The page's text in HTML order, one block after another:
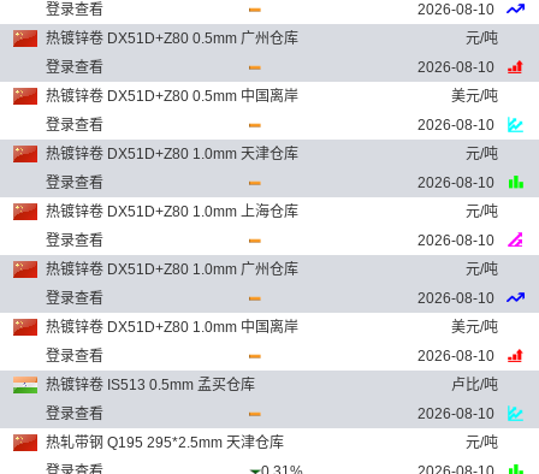
登录查看
2026-08-10
热镀锌卷 DX51D+Z80 0.5mm 广州仓库
元/吨
登录查看
2026-08-10
热镀锌卷 DX51D+Z80 0.5mm 中国离岸
美元/吨
登录查看
2026-08-10
热镀锌卷 DX51D+Z80 1.0mm 天津仓库
元/吨
登录查看
2026-08-10
热镀锌卷 DX51D+Z80 1.0mm 上海仓库
元/吨
登录查看
2026-08-10
热镀锌卷 DX51D+Z80 1.0mm 广州仓库
元/吨
登录查看
2026-08-10
热镀锌卷 DX51D+Z80 1.0mm 中国离岸
美元/吨
登录查看
2026-08-10
热镀锌卷 IS513 0.5mm 孟买仓库
卢比/吨
登录查看
2026-08-10
热轧带钢 Q195 295*2.5mm 天津仓库
元/吨